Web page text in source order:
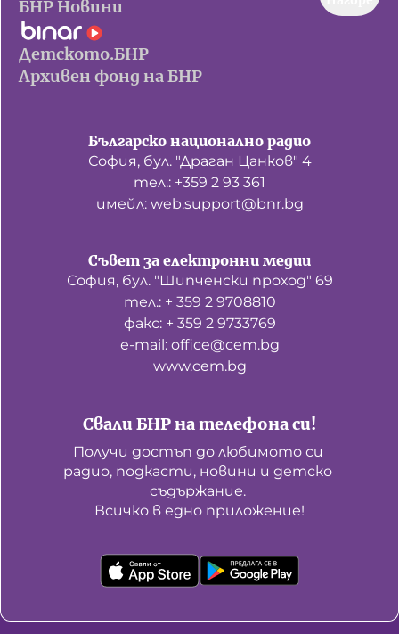
БНР Новини
Детското.БНР
Архивен фонд на БНР
Българско национално радио
София, бул. "Драган Цанков" 4
тел.: +359 2 93 361
имейл: web.support@bnr.bg
Свали БНР на телефона си!
Получи достъп до любимото си
радио, подкасти, новини и детско
съдържание.
Всичко в едно приложение!
Съвет за електронни медии
София, бул. "Шипченски проход" 69
тел.: + 359 2 9708810
факс: + 359 2 9733769
е-mail: office@cem.bg
www.cem.bg